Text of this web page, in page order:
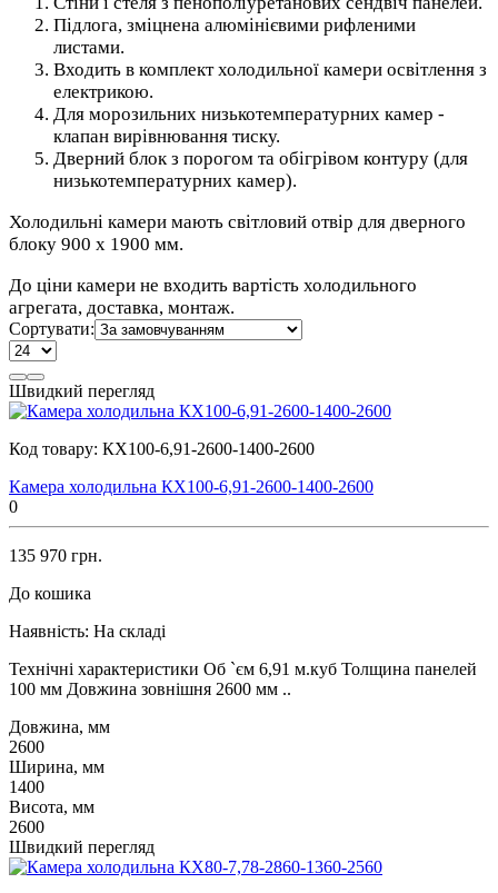
Підлога, зміцнена алюмінієвими рифленими
листами.
Входить в комплект холодильної камери освітлення з
електрикою.
Для морозильних низькотемпературних камер -
клапан вирівнювання тиску.
Дверний блок з порогом та обігрівом контуру (для
низькотемпературних камер).
Холодильні камери мають світловий отвір для дверного
блоку 900 х 1900 мм.
До ціни камери не входить вартість холодильного
агрегата, доставка, монтаж.
Сортувати:
Швидкий перегляд
Код товару: КХ100-6,91-2600-1400-2600
Камера холодильна КХ100-6,91-2600-1400-2600
0
135 970 грн.
До кошика
Наявність: На складі
Технічні характеристики Об `єм 6,91 м.куб Толщина панелей
100 мм Довжина зовнішня 2600 мм ..
Довжина, мм
2600
Ширина, мм
1400
Висота, мм
2600
Швидкий перегляд